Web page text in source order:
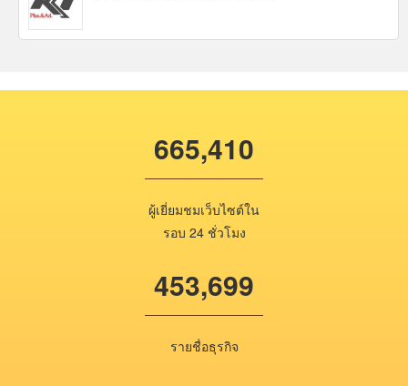
665,410
ผู้เยี่ยมชมเว็บไซต์ใน
รอบ 24 ชั่วโมง
453,699
รายชื่อธุรกิจ